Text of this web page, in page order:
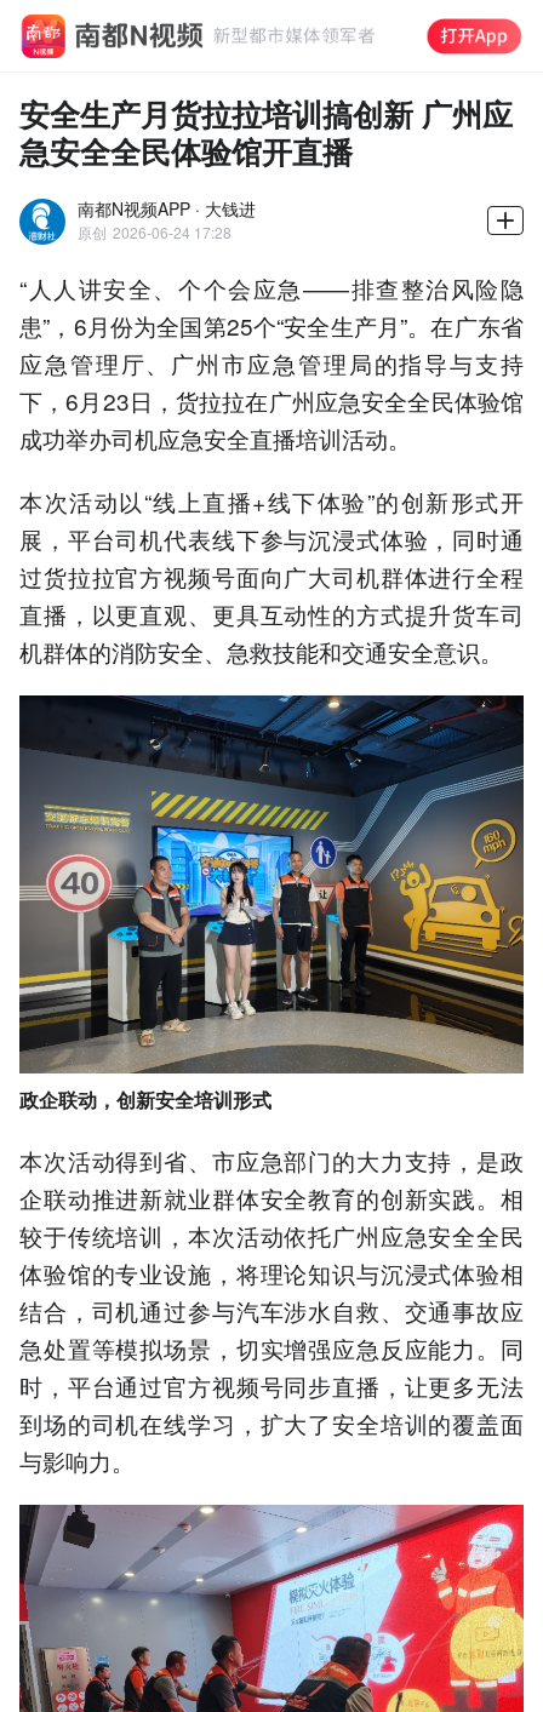
安全生产月货拉拉培训搞创新 广州应
急安全全民体验馆开直播
南都N视频APP · 大钱进
原创 2026-06-24 17:28
“人人讲安全、个个会应急——排查整治风险隐
患”，6月份为全国第25个“安全生产月”。在广东省
应急管理厅、广州市应急管理局的指导与支持
下，6月23日，货拉拉在广州应急安全全民体验馆
成功举办司机应急安全直播培训活动。
本次活动以“线上直播+线下体验”的创新形式开
展，平台司机代表线下参与沉浸式体验，同时通
过货拉拉官方视频号面向广大司机群体进行全程
直播，以更直观、更具互动性的方式提升货车司
机群体的消防安全、急救技能和交通安全意识。
政企联动，创新安全培训形式
本次活动得到省、市应急部门的大力支持，是政
企联动推进新就业群体安全教育的创新实践。相
较于传统培训，本次活动依托广州应急安全全民
体验馆的专业设施，将理论知识与沉浸式体验相
结合，司机通过参与汽车涉水自救、交通事故应
急处置等模拟场景，切实增强应急反应能力。同
时，平台通过官方视频号同步直播，让更多无法
到场的司机在线学习，扩大了安全培训的覆盖面
与影响力。